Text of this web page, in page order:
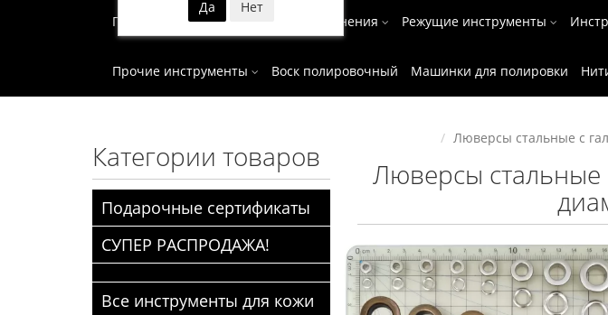
Пробойники Инструмент для тиснения Режущие инструменты
Прочие инструменты Воск полировочный Машинки для полировки
Категории товаров
Подарочные сертификаты
СУПЕР РАСПРОДАЖА!
Все инструменты для кожи
Люверсы стальные с
Люверсы стальные